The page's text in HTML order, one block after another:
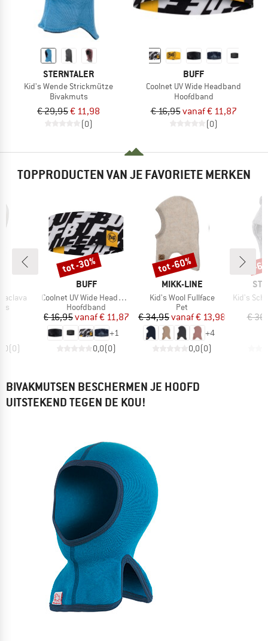
STERNTALER
Kid's Wende Strickmütze
Bivakmuts
€ 29,95€ 11,98
(0)
BUFF
Coolnet UV Wide Headband
Hoofdband
€ 16,95vanaf € 11,87
(0)
TOPPRODUCTEN VAN JE FAVORIETE MERKEN
(0)
MERK
BUFF
Artikel
Coolnet UV Wide Headband
Productgroep
Hoofdband
Prijs
€ 16,95 Verlaagde prijs
vanaf€ 11,87
+1
0,0(0)
Korting
tot -30%
MERK
MIKK-LINE
Artikel
Kid's Wool Fullface
Productgroep
Pet
Prijs
€ 34,95 Verlaagde prijs
vanaf€ 13,98
+4
0,0(0)
Korting
tot -60%
Artikel
Kid's
€
-
BIVAKMUTSEN BESCHERMEN JE HOOFD
UITSTEKEND TEGEN DE KOU!